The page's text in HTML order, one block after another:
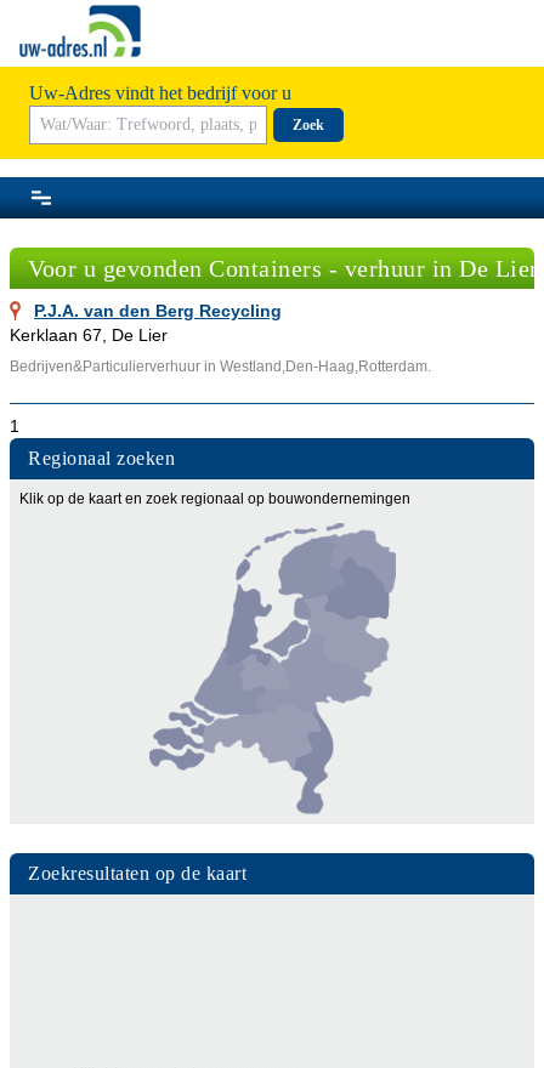
Uw-Adres vindt het bedrijf voor u
Zoek
Voor u gevonden Containers - verhuur in De Lier
P.J.A. van den Berg Recycling
Kerklaan 67, De Lier
Bedrijven&Particulierverhuur in Westland,Den-Haag,Rotterdam.
1
Regionaal zoeken
Klik op de kaart en zoek regionaal op bouwondernemingen
Zoekresultaten op de kaart